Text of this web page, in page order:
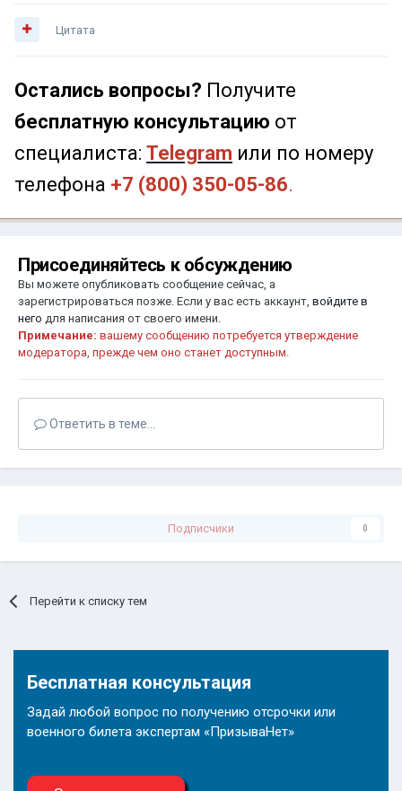
Цитата
Остались вопросы? Получите
бесплатную консультацию от
специалиста: Telegram или по номеру
телефона +7 (800) 350-05-86.
Присоединяйтесь к обсуждению
Вы можете опубликовать сообщение сейчас, а
зарегистрироваться позже. Если у вас есть аккаунт, войдите в
него для написания от своего имени.
Примечание: вашему сообщению потребуется утверждение
модератора, прежде чем оно станет доступным.
Ответить в теме...
Подписчики 0
Перейти к списку тем
Бесплатная консультация
Задай любой вопрос по получению отсрочки или
военного билета экспертам «ПризываНет»